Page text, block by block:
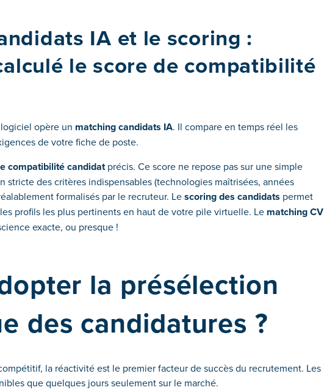
IA et le scoring :
le score de compatibilité
opère un matching candidats IA. Il compare en temps réel les
de votre fiche de poste.
compatibilité candidatprécis. Ce score ne repose pas sur une simple
stricte des critères indispensables (technologies maîtrisées, années
formalisés par le recruteur. Lescoring des candidats permet
profils les plus pertinents en haut de votre pile virtuelle. Le matching CV
exacte, ou presque !
la présélection
des candidatures ?
la réactivité est le premier facteur de succès du recrutement. Les
que quelques jours seulement sur le marché.